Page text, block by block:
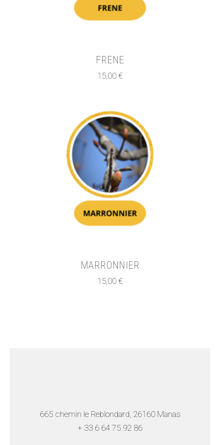
FRENE
15,00 €
MARRONNIER
15,00 €
665 chemin le Reblondard, 26160 Manas
+ 33 6 64 75 92 86